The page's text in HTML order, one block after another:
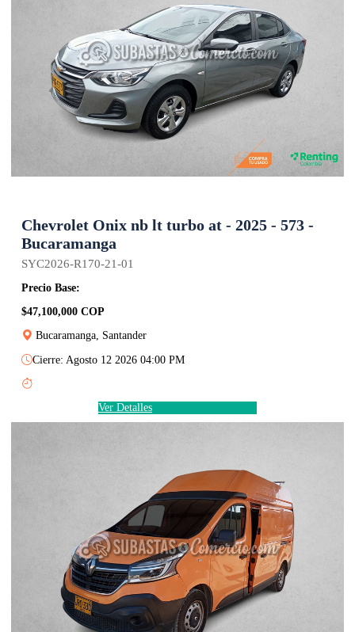
Chevrolet Onix nb lt turbo at - 2025 - 573 -
Bucaramanga
SYC2026-R170-21-01
Precio Base:
$47,100,000 COP
Bucaramanga, Santander
Cierre: Agosto 12 2026 04:00 PM
Ver Detalles